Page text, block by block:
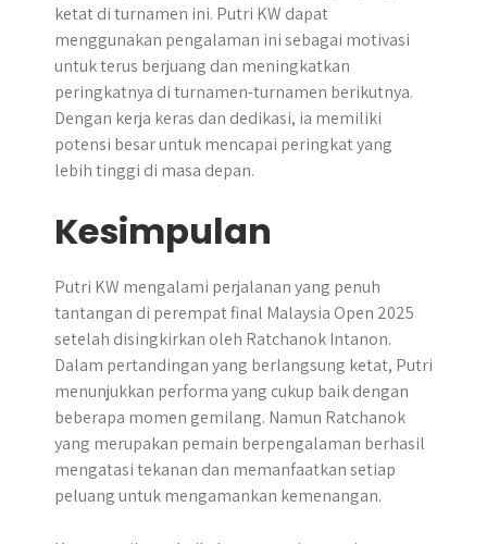
ketat di turnamen ini. Putri KW dapat
menggunakan pengalaman ini sebagai motivasi
untuk terus berjuang dan meningkatkan
peringkatnya di turnamen-turnamen berikutnya.
Dengan kerja keras dan dedikasi, ia memiliki
potensi besar untuk mencapai peringkat yang
lebih tinggi di masa depan.
Kesimpulan
Putri KW mengalami perjalanan yang penuh
tantangan di perempat final Malaysia Open 2025
setelah disingkirkan oleh Ratchanok Intanon.
Dalam pertandingan yang berlangsung ketat, Putri
menunjukkan performa yang cukup baik dengan
beberapa momen gemilang. Namun Ratchanok
yang merupakan pemain berpengalaman berhasil
mengatasi tekanan dan memanfaatkan setiap
peluang untuk mengamankan kemenangan.